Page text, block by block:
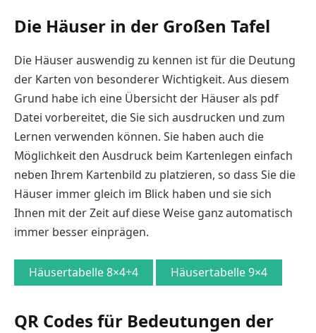
Die Häuser in der Großen Tafel
Die Häuser auswendig zu kennen ist für die Deutung
der Karten von besonderer Wichtigkeit. Aus diesem
Grund habe ich eine Übersicht der Häuser als pdf
Datei vorbereitet, die Sie sich ausdrucken und zum
Lernen verwenden können. Sie haben auch die
Möglichkeit den Ausdruck beim Kartenlegen einfach
neben Ihrem Kartenbild zu platzieren, so dass Sie die
Häuser immer gleich im Blick haben und sie sich
Ihnen mit der Zeit auf diese Weise ganz automatisch
immer besser einprägen.
Häusertabelle 8×4+4 Häusertabelle 9×4
QR Codes für Bedeutungen der